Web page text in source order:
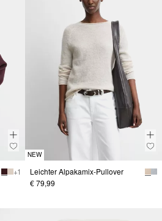
+ 1
NEW
Leichter Alpakamix-Pullover
€ 79,99